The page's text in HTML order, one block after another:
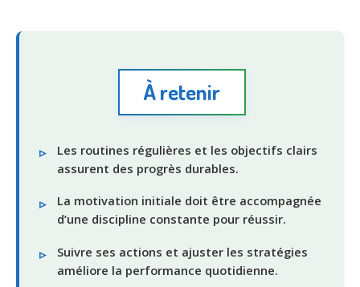
À retenir
Les routines régulières et les objectifs clairs
assurent des progrès durables.
La motivation initiale doit être accompagnée
d’une discipline constante pour réussir.
Suivre ses actions et ajuster les stratégies
améliore la performance quotidienne.